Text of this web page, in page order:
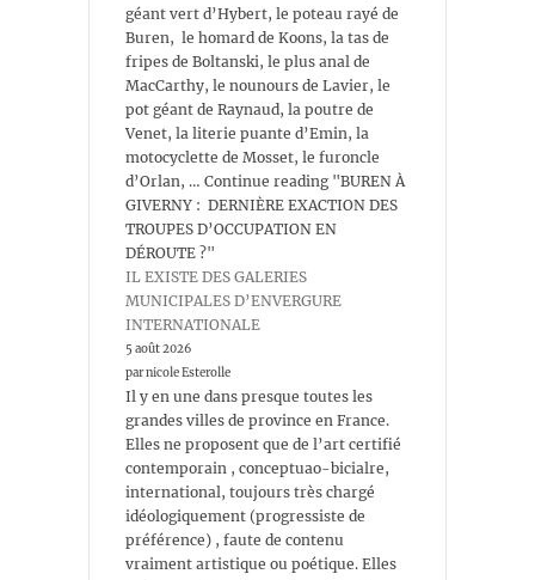
géant vert d’Hybert, le poteau rayé de
Buren, le homard de Koons, la tas de
fripes de Boltanski, le plus anal de
MacCarthy, le nounours de Lavier, le
pot géant de Raynaud, la poutre de
Venet, la literie puante d’Emin, la
motocyclette de Mosset, le furoncle
d’Orlan, … Continue reading "BUREN À
GIVERNY : DERNIÈRE EXACTION DES
TROUPES D’OCCUPATION EN
DÉROUTE ?"
IL EXISTE DES GALERIES
MUNICIPALES D’ENVERGURE
INTERNATIONALE
5 août 2026
par nicole Esterolle
Il y en une dans presque toutes les
grandes villes de province en France.
Elles ne proposent que de l’art certifié
contemporain , conceptuao-bicialre,
international, toujours très chargé
idéologiquement (progressiste de
préférence) , faute de contenu
vraiment artistique ou poétique. Elles